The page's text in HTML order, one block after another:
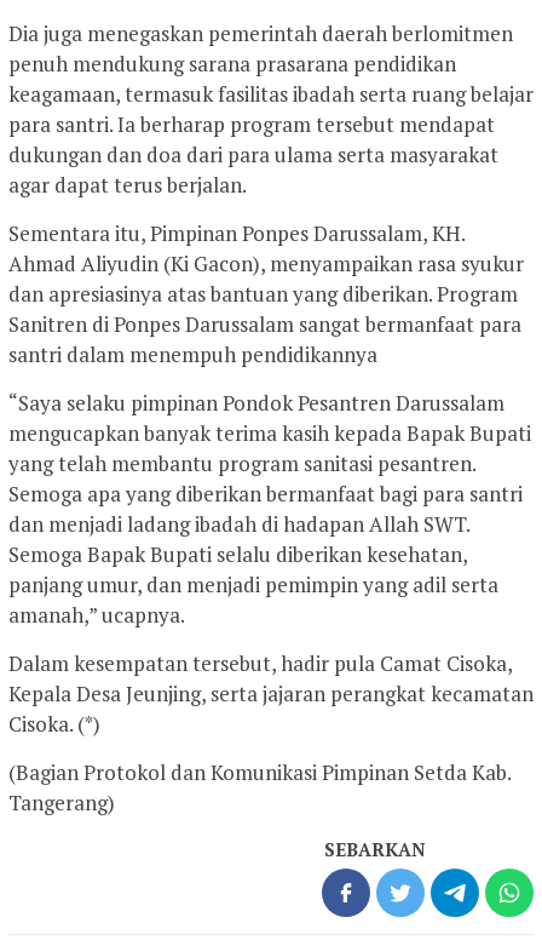
Dia juga menegaskan pemerintah daerah berlomitmen
penuh mendukung sarana prasarana pendidikan
keagamaan, termasuk fasilitas ibadah serta ruang belajar
para santri. Ia berharap program tersebut mendapat
dukungan dan doa dari para ulama serta masyarakat
agar dapat terus berjalan.
Sementara itu, Pimpinan Ponpes Darussalam, KH.
Ahmad Aliyudin (Ki Gacon), menyampaikan rasa syukur
dan apresiasinya atas bantuan yang diberikan. Program
Sanitren di Ponpes Darussalam sangat bermanfaat para
santri dalam menempuh pendidikannya
“Saya selaku pimpinan Pondok Pesantren Darussalam
mengucapkan banyak terima kasih kepada Bapak Bupati
yang telah membantu program sanitasi pesantren.
Semoga apa yang diberikan bermanfaat bagi para santri
dan menjadi ladang ibadah di hadapan Allah SWT.
Semoga Bapak Bupati selalu diberikan kesehatan,
panjang umur, dan menjadi pemimpin yang adil serta
amanah,” ucapnya.
Dalam kesempatan tersebut, hadir pula Camat Cisoka,
Kepala Desa Jeunjing, serta jajaran perangkat kecamatan
Cisoka. (*)
(Bagian Protokol dan Komunikasi Pimpinan Setda Kab.
Tangerang)
SEBARKAN